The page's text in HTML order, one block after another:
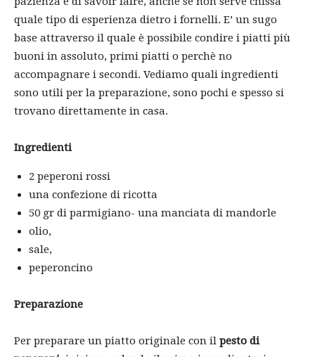
quale tipo di esperienza dietro i fornelli. E’ un sugo
base attraverso il quale è possibile condire i piatti più
buoni in assoluto, primi piatti o perchè no
accompagnare i secondi. Vediamo quali ingredienti
sono utili per la preparazione, sono pochi e spesso si
trovano direttamente in casa.
Ingredienti
2 peperoni rossi
una confezione di ricotta
50 gr di parmigiano- una manciata di mandorle
olio,
sale,
peperoncino
Preparazione
Per preparare un piatto originale con il pesto di